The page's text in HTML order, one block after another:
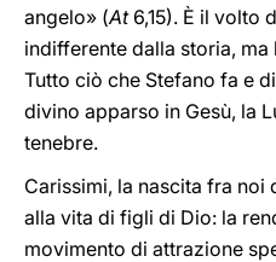
angelo» (At6,15). È il volto
indifferente dalla storia,
Tutto ciò che Stefano fa e
divino apparso in Gesù, la
tenebre.
Carissimi, la nascita fra noi
alla vita di figli di Dio: la
movimento di attrazione